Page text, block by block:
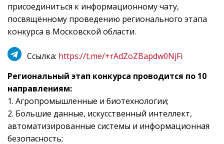
присоединиться к информационному чату,
посвящённому проведению регионального этапа
конкурса в Московской области.
Ссылка: https://t.me/+rAdZoZBapdw0NjFi
Региональный этап конкурса проводится по 10
направлениям:
1. Агропромышленные и биотехнологии;
2. Большие данные, искусственный интеллект,
автоматизированные системы и информационная
безопасность;